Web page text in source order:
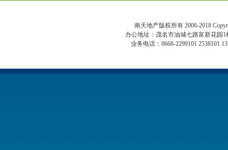
南天地产版权所有 2006-2018
办公地址：茂名市油城七路富新花园
业务电话：0668-2299101 2538101